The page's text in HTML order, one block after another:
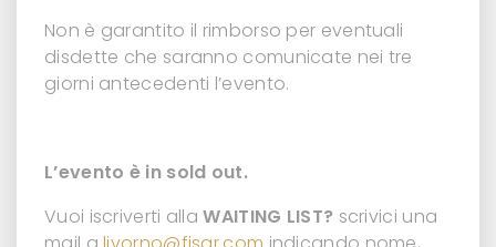
Non è garantito il rimborso per eventuali
disdette che saranno comunicate nei tre
giorni antecedenti l’evento.
L’evento è in sold out.
Vuoi iscriverti allaWAITING LIST? scrivici una